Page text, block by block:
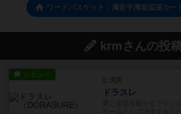
ワードバスケット：濁音半濁音拡張カー
krmさんの投
レビュー
充実
ドラスレ